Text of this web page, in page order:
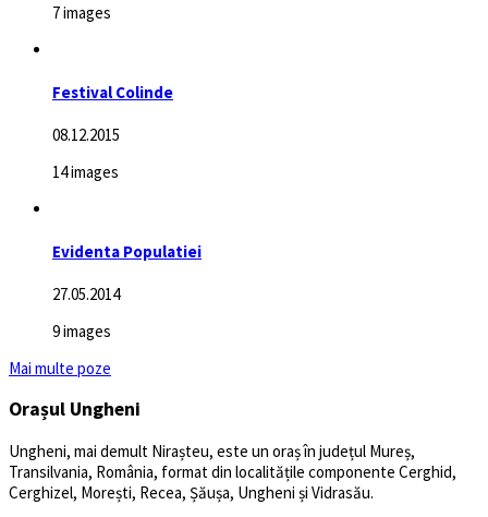
7 images
Festival Colinde
08.12.2015
14 images
Evidenta Populatiei
27.05.2014
9 images
Mai multe poze
Orașul Ungheni
Ungheni, mai demult Nirașteu, este un oraș în județul Mureș,
Transilvania, România, format din localitățile componente Cerghid,
Cerghizel, Morești, Recea, Șăușa, Ungheni și Vidrasău.